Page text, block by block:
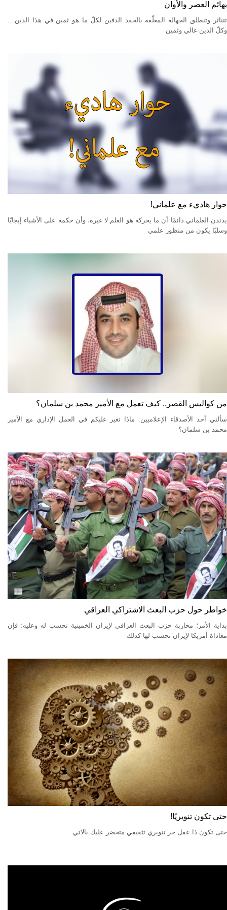
بهائم العصر والأوان
تتناثر وتنطلق الجهالة المغلّفة بالحقد الدفين لكلّ ما هو ثمين في هذا الدين ..
وكلّ الدين غالي وثمين
حوار هاديء مع علماني!
يدندن العلماني دائمًا أن ما يحركه هو العلم لا غيره، وأن حكمه على الأشياء إيجابًا
وسلبًا يكون من منظور علمي
من كواليس القصر.. كيف تعمل مع الأمير محمد بن سلمان؟
سألني أحد الأصدقاء الإعلاميين: ماذا تغير عليكم في العمل الإداري مع الأمير
محمد بن سلمان؟
خواطر حول حزب البعث الاشتراكي العراقي
بداية الأمر؛ محاربة حزب البعث العراقي لإيران الخمينية تحسب له وعليه؛ فإن
معاداة أمريكا لإيران تحسب لها كذلك
حتى تكون تنويريًا!
حتى تكون ذا عقل حر تنويري تثقيفي متحضر عليك بالآتي